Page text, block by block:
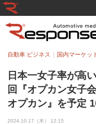
日本一女子率が高
回『オプカン女子
オプカン』を予定
自動車 ビジネス 国内マーケッ
2024.10.17（木） 12:15